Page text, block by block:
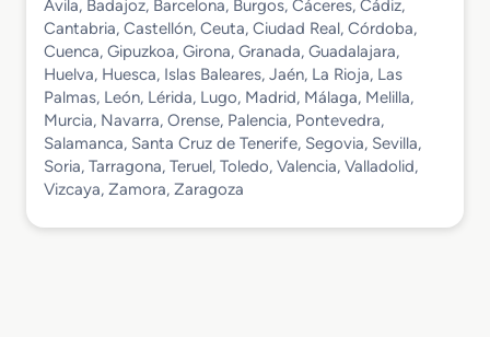
Ávila, Badajoz, Barcelona, Burgos, Cáceres, Cádiz,
Cantabria, Castellón, Ceuta, Ciudad Real, Córdoba,
Cuenca, Gipuzkoa, Girona, Granada, Guadalajara,
Huelva, Huesca, Islas Baleares, Jaén, La Rioja, Las
Palmas, León, Lérida, Lugo, Madrid, Málaga, Melilla,
Murcia, Navarra, Orense, Palencia, Pontevedra,
Salamanca, Santa Cruz de Tenerife, Segovia, Sevilla,
Soria, Tarragona, Teruel, Toledo, Valencia, Valladolid,
Vizcaya, Zamora, Zaragoza